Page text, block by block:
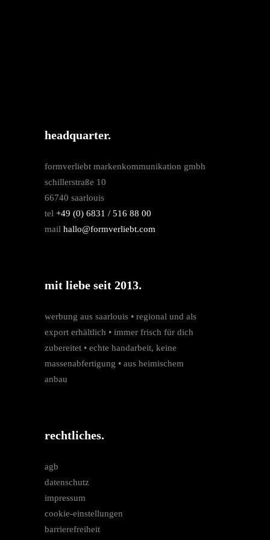
headquarter.
formverliebt markenkommunikation gmbh
schillerstraße 10
66740 saarlouis
tel +49 (0) 6831 / 516 88 00
mail hallo@formverliebt.com
mit liebe seit 2013.
werbung aus saarlouis • regio­nal und als
export erhältlich • immer frisch für dich
zubereitet • echte hand­arbeit, keine
massen­­abfertigung • aus heimischem
anbau
rechtliches.
agb
datenschutz
impressum
cookie-einstellungen
barrierefreiheit